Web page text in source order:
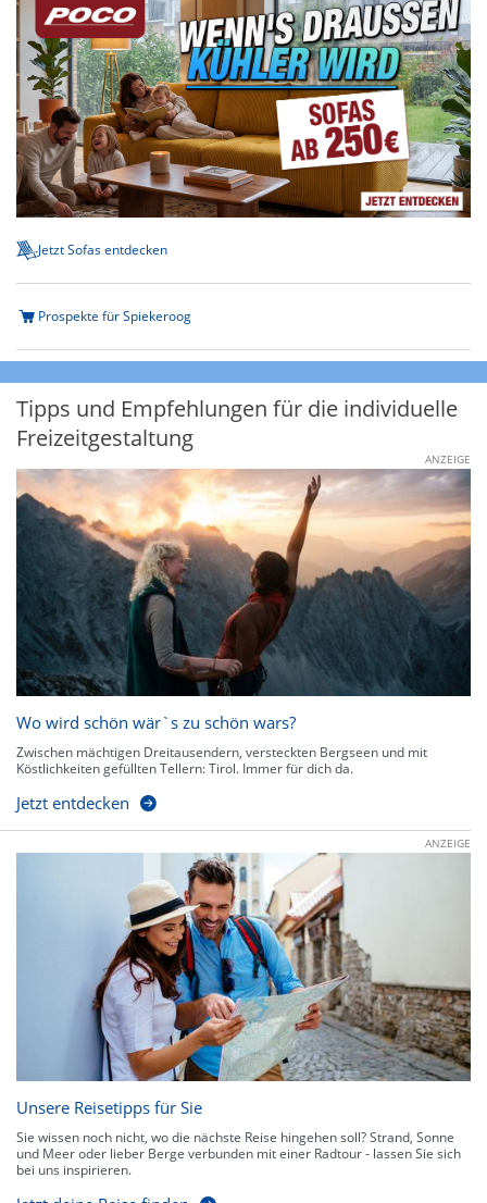
Jetzt Sofas entdecken
Prospekte für Spiekeroog
Tipps und Empfehlungen für die individuelle
Freizeitgestaltung
ANZEIGE
Wo wird schön wär`s zu schön wars?
Zwischen mächtigen Dreitausendern, versteckten Bergseen und mit
Köstlichkeiten gefüllten Tellern: Tirol. Immer für dich da.
Jetzt entdecken
ANZEIGE
Unsere Reisetipps für Sie
Sie wissen noch nicht, wo die nächste Reise hingehen soll? Strand, Sonne
und Meer oder lieber Berge verbunden mit einer Radtour - lassen Sie sich
bei uns inspirieren.